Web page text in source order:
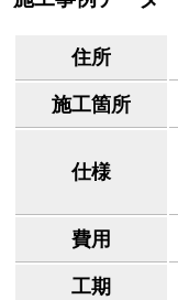
住所
施工箇所
仕様
費用
工期